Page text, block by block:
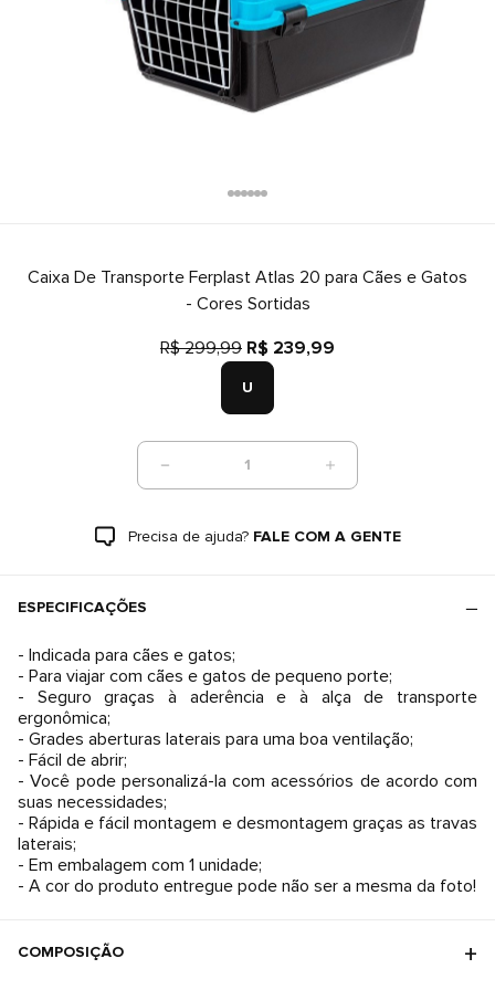
Caixa De Transporte Ferplast Atlas 20 para Cães e Gatos
- Cores Sortidas
R$ 299,99 R$ 239,99
U
1
Precisa de ajuda? FALE COM A GENTE
ESPECIFICAÇÕES
- Indicada para cães e gatos;
- Para viajar com cães e gatos de pequeno porte;
- Seguro graças à aderência e à alça de transporte
ergonômica;
- Grades aberturas laterais para uma boa ventilação;
- Fácil de abrir;
- Você pode personalizá-la com acessórios de acordo com
suas necessidades;
- Rápida e fácil montagem e desmontagem graças as travas
laterais;
- Em embalagem com 1 unidade;
- A cor do produto entregue pode não ser a mesma da foto!
COMPOSIÇÃO